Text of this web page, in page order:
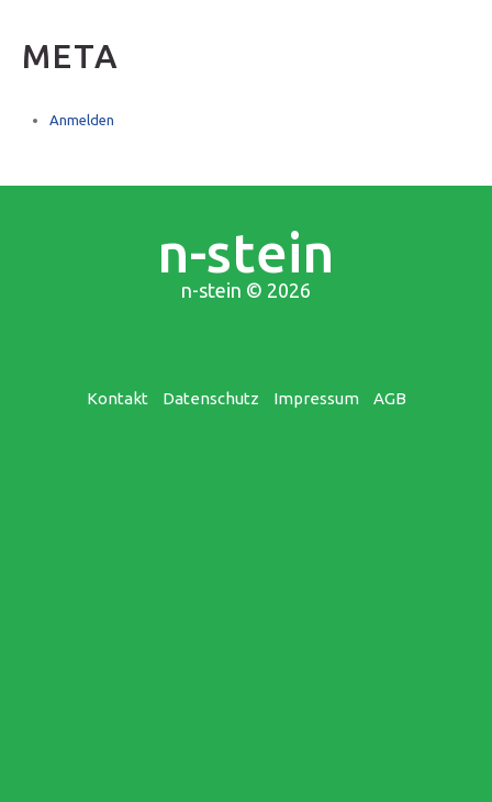
META
Anmelden
n-stein
n-stein © 2026
Kontakt Datenschutz Impressum AGB